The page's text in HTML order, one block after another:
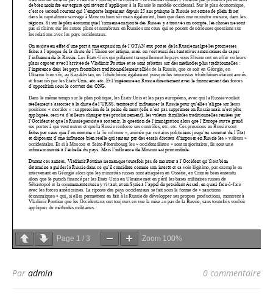
Page 1 / 3 Zoom 100%
Par admin 0 commentaire